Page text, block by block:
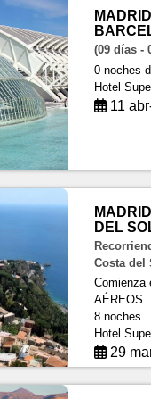
(09 días -
0 noches
Hotel
11
DEL
Costa del
Comienza
AÉREOS
8 noches
Hotel
29